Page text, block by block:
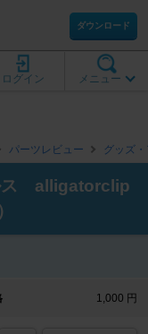
ダウンロード
メニュー
ログイン
パーツレビュー グッズ
ス alligatorclip
1,000 円